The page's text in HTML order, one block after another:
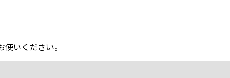
いください。